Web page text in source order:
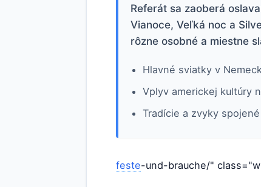
Referát sa zaoberá
Vianoce, Veľká noc a
rôzne osobné a miestne
Hlavné sviatky v
Vplyv americkej kultúry
Tradície a zvyky
feste-und-brauche/"